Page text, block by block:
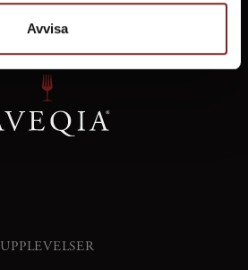
Avvisa
UPPLEVELSER